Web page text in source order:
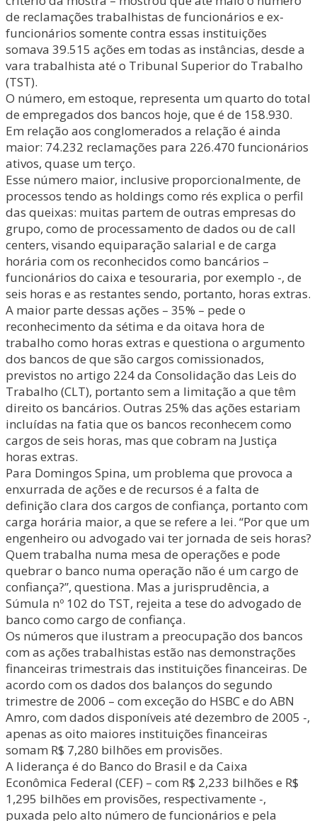
de reclamações trabalhistas de funcionários e ex-
funcionários somente contra essas instituições
somava 39.515 ações em todas as instâncias, desde a
vara trabalhista até o Tribunal Superior do Trabalho
(TST).
O número, em estoque, representa um quarto do total
de empregados dos bancos hoje, que é de 158.930.
Em relação aos conglomerados a relação é ainda
maior: 74.232 reclamações para 226.470 funcionários
ativos, quase um terço.
Esse número maior, inclusive proporcionalmente, de
processos tendo as holdings como rés explica o perfil
das queixas: muitas partem de outras empresas do
grupo, como de processamento de dados ou de call
centers, visando equiparação salarial e de carga
horária com os reconhecidos como bancários –
funcionários do caixa e tesouraria, por exemplo -, de
seis horas e as restantes sendo, portanto, horas extras.
A maior parte dessas ações – 35% – pede o
reconhecimento da sétima e da oitava hora de
trabalho como horas extras e questiona o argumento
dos bancos de que são cargos comissionados,
previstos no artigo 224 da Consolidação das Leis do
Trabalho (CLT), portanto sem a limitação a que têm
direito os bancários. Outras 25% das ações estariam
incluídas na fatia que os bancos reconhecem como
cargos de seis horas, mas que cobram na Justiça
horas extras.
Para Domingos Spina, um problema que provoca a
enxurrada de ações e de recursos é a falta de
definição clara dos cargos de confiança, portanto com
carga horária maior, a que se refere a lei. “Por que um
engenheiro ou advogado vai ter jornada de seis horas?
Quem trabalha numa mesa de operações e pode
quebrar o banco numa operação não é um cargo de
confiança?”, questiona. Mas a jurisprudência, a
Súmula nº 102 do TST, rejeita a tese do advogado de
banco como cargo de confiança.
Os números que ilustram a preocupação dos bancos
com as ações trabalhistas estão nas demonstrações
financeiras trimestrais das instituições financeiras. De
acordo com os dados dos balanços do segundo
trimestre de 2006 – com exceção do HSBC e do ABN
Amro, com dados disponíveis até dezembro de 2005 -,
apenas as oito maiores instituições financeiras
somam R$ 7,280 bilhões em provisões.
A liderança é do Banco do Brasil e da Caixa
Econômica Federal (CEF) – com R$ 2,233 bilhões e R$
1,295 bilhões em provisões, respectivamente -,
puxada pelo alto número de funcionários e pela